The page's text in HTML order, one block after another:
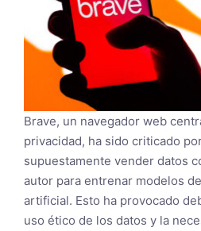
Brave, un navegador web
privacidad, ha sido criticado
supuestamente vender datos
autor para entrenar modelos
artificial. Esto ha provocado
uso ético de los datos y la